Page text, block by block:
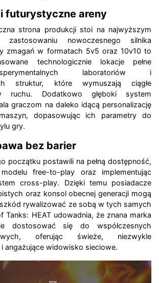
futurystyczne areny
strona produkcji stoi na najwyższym
zastosowaniu nowoczesnego silnika
zmagań w formatach 5v5 oraz 10v10 to
technologicznie lokacje pełne
laboratoriów i
struktur, które wymuszają ciągłe
ruchu. Dodatkowo głęboki system
graczom na daleko idącą personalizację
dopasowując ich parametry do
gry.
bez barier
początku postawili na pełną dostępność,
free-to-play oraz implementując
cross-play. Dzięki temu posiadacze
oraz konsol obecnej generacji mogą
rywalizować ze sobą w tych samych
Tanks: HEAT udowadnia, że znana marka
dostosować się do współczesnych
oferując świeże, niezwykle
angażujące widowisko sieciowe.